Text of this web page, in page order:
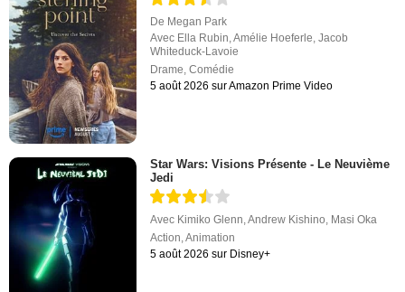
De Megan Park
Avec Ella Rubin,Amélie Hoeferle,Jacob
Whiteduck-Lavoie
Drame,Comédie
5 août 2026 sur Amazon Prime Video
Star Wars: Visions Présente - Le Neuvième
Jedi
Avec Kimiko Glenn ,Andrew Kishino Masi Oka
Action ,Animation
5 août 2026 sur Disney+